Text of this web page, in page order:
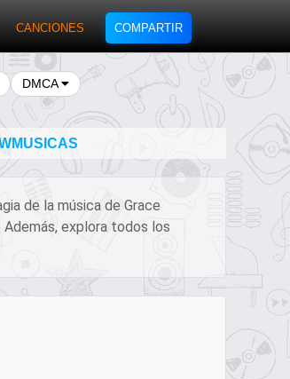
CANCIONES COMPARTIR
DMCA
de la música de Grace
explora todos los